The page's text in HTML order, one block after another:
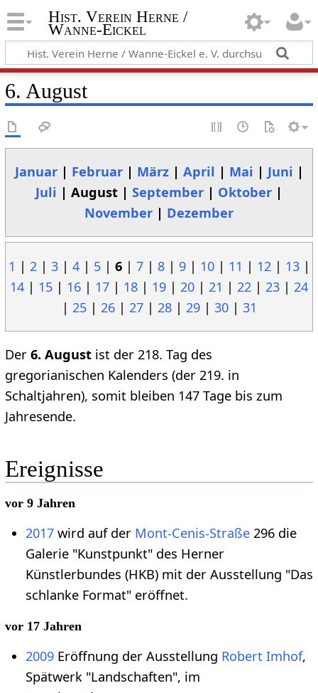
Hist. Verein Herne /
Wanne-Eickel
6. August
Januar| Februar| März| April | Mai | Juni |
Juli | August | September | Oktober |
November | Dezember
1 | 2| 3| 4| 5| 6| 7| 8| 9| 10| 11 | 12| 13|
14 | 15 | 16 | 17 | 18 | 19 | 20 | 21 | 22 | 23 | 24
| 25| 26| 27| 28| 29| 30| 31
Der 6. Augustist der 218. Tag des
gregorianischen Kalenders (der 219. in
Schaltjahren), somit bleiben 147 Tage bis zum
Jahresende.
Ereignisse
vor 9 Jahren
2017 wird auf der Mont-Cenis-Straße 296 die
Galerie "Kunstpunkt" des Herner
Künstlerbundes (HKB) mit der Ausstellung "Das
schlanke Format" eröffnet.
vor 17 Jahren
2009 Eröffnung der Ausstellung Robert Imhof,
Spätwerk "Landschaften", im